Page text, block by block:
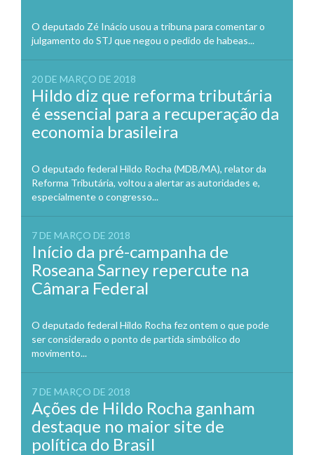
O deputado Zé Inácio usou a tribuna para comentar o
julgamento do STJ que negou o pedido de habeas...
20 DE MARÇO DE 2018
Hildo diz que reforma tributária
é essencial para a recuperação da
economia brasileira
O deputado federal Hildo Rocha (MDB/MA), relator da
Reforma Tributária, voltou a alertar as autoridades e,
especialmente o congresso...
7 DE MARÇO DE 2018
Início da pré-campanha de
Roseana Sarney repercute na
Câmara Federal
O deputado federal Hildo Rocha fez ontem o que pode
ser considerado o ponto de partida simbólico do
movimento...
7 DE MARÇO DE 2018
Ações de Hildo Rocha ganham
destaque no maior site de
política do Brasil